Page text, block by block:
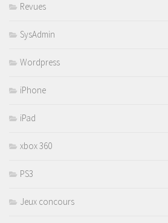
Revues
SysAdmin
Wordpress
iPhone
iPad
xbox 360
PS3
Jeux concours